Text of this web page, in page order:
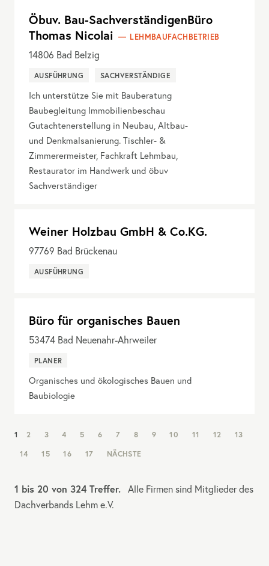
Öbuv. Bau-SachverständigenBüro
Thomas Nicolai
LEHMBAUFACHBETRIEB
14806 Bad Belzig
AUSFÜHRUNG SACHVERSTÄNDIGE
Ich unterstütze Sie mit Bauberatung
Baubegleitung Immobilienbeschau
Gutachtenerstellung in Neubau, Altbau-
und Denkmalsanierung. Tischler- &
Zimmerermeister, Fachkraft Lehmbau,
Restaurator im Handwerk und öbuv
Sachverständiger
Weiner Holzbau GmbH & Co.KG.
97769 Bad Brückenau
AUSFÜHRUNG
Büro für organisches Bauen
53474 Bad Neuenahr-Ahrweiler
PLANER
Organisches und ökologisches Bauen und
Baubiologie
NAV:
1 2 3 4 5 6 7 8 9 10 11 12
13
14
15 16 17 NÄCHSTE
1 bis 20 von 324 Treffer. Alle Firmen sind Mitglieder des
Dachverbands Lehm e.V.